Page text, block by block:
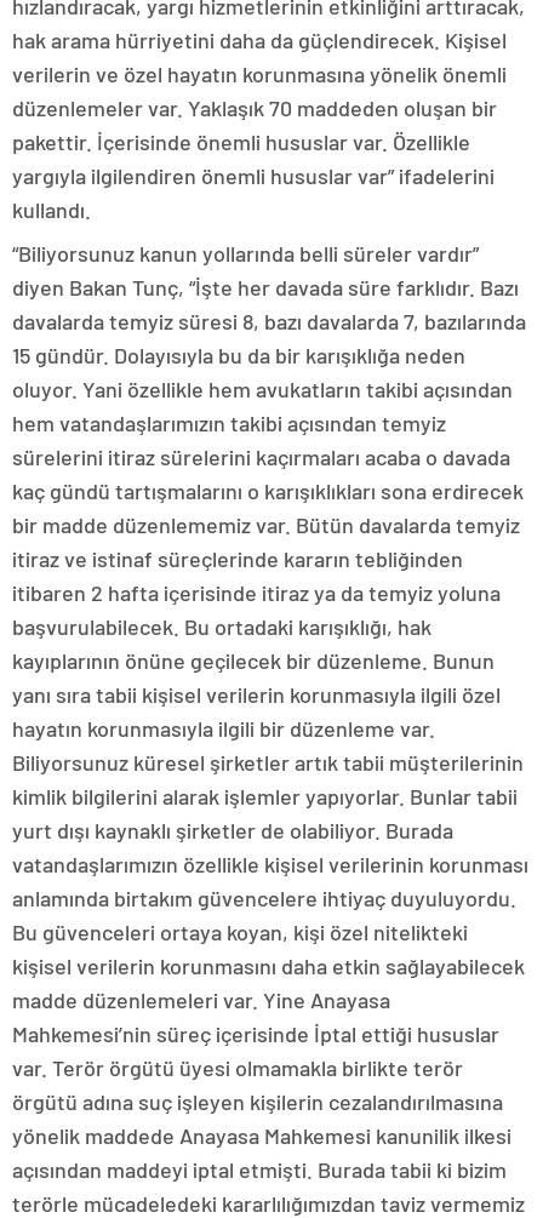
hızlandıracak, yargı hizmetlerinin etkinliğini arttıracak,
hak arama hürriyetini daha da güçlendirecek. Kişisel
verilerin ve özel hayatın korunmasına yönelik önemli
düzenlemeler var. Yaklaşık 70 maddeden oluşan bir
pakettir. İçerisinde önemli hususlar var. Özellikle
yargıyla ilgilendiren önemli hususlar var” ifadelerini
kullandı.
“Biliyorsunuz kanun yollarında belli süreler vardır”
diyen Bakan Tunç, “İşte her davada süre farklıdır. Bazı
davalarda temyiz süresi 8, bazı davalarda 7, bazılarında
15 gündür. Dolayısıyla bu da bir karışıklığa neden
oluyor. Yani özellikle hem avukatların takibi açısından
hem vatandaşlarımızın takibi açısından temyiz
sürelerini itiraz sürelerini kaçırmaları acaba o davada
kaç gündü tartışmalarını o karışıklıkları sona erdirecek
bir madde düzenlememiz var. Bütün davalarda temyiz
itiraz ve istinaf süreçlerinde kararın tebliğinden
itibaren 2 hafta içerisinde itiraz ya da temyiz yoluna
başvurulabilecek. Bu ortadaki karışıklığı, hak
kayıplarının önüne geçilecek bir düzenleme. Bunun
yanı sıra tabii kişisel verilerin korunmasıyla ilgili özel
hayatın korunmasıyla ilgili bir düzenleme var.
Biliyorsunuz küresel şirketler artık tabii müşterilerinin
kimlik bilgilerini alarak işlemler yapıyorlar. Bunlar tabii
yurt dışı kaynaklı şirketler de olabiliyor. Burada
vatandaşlarımızın özellikle kişisel verilerinin korunması
anlamında birtakım güvencelere ihtiyaç duyuluyordu.
Bu güvenceleri ortaya koyan, kişi özel nitelikteki
kişisel verilerin korunmasını daha etkin sağlayabilecek
madde düzenlemeleri var. Yine Anayasa
Mahkemesi’nin süreç içerisinde İptal ettiği hususlar
var. Terör örgütü üyesi olmamakla birlikte terör
örgütü adına suç işleyen kişilerin cezalandırılmasına
yönelik maddede Anayasa Mahkemesi kanunilik ilkesi
açısından maddeyi iptal etmişti. Burada tabii ki bizim
terörle mücadeledeki kararlılığımızdan taviz vermemiz